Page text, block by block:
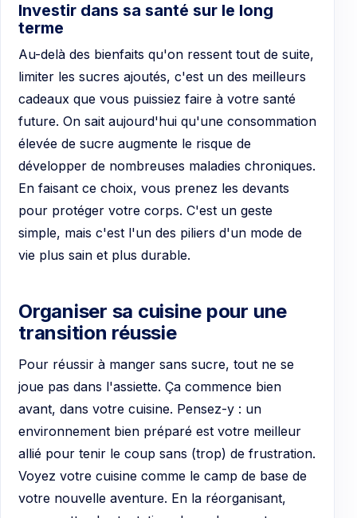
Investir dans sa santé sur le long
terme
Au-delà des bienfaits qu'on ressent tout de suite,
limiter les sucres ajoutés, c'est un des meilleurs
cadeaux que vous puissiez faire à votre santé
future. On sait aujourd'hui qu'une consommation
élevée de sucre augmente le risque de
développer de nombreuses maladies chroniques.
En faisant ce choix, vous prenez les devants
pour protéger votre corps. C'est un geste
simple, mais c'est l'un des piliers d'un mode de
vie plus sain et plus durable.
Organiser sa cuisine pour une
transition réussie
Pour réussir à manger sans sucre, tout ne se
joue pas dans l'assiette. Ça commence bien
avant, dans votre cuisine. Pensez-y : un
environnement bien préparé est votre meilleur
allié pour tenir le coup sans (trop) de frustration.
Voyez votre cuisine comme le camp de base de
votre nouvelle aventure. En la réorganisant,